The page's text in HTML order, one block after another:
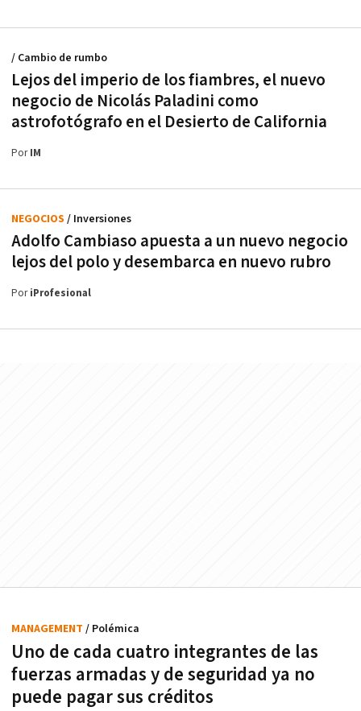
Lejos del imperio de los fiambres, el nuevo
negocio de Nicolás Paladini como
astrofotógrafo en el Desierto de California
/ Cambio de rumbo
PorIM
Adolfo Cambiaso apuesta a un nuevo negocio
lejos del polo y desembarca en nuevo rubro
NEGOCIOS / Inversiones
PoriProfesional
Uno de cada cuatro integrantes de las
fuerzas armadas y de seguridad ya no
puede pagar sus créditos
MANAGEMENT / Polémica